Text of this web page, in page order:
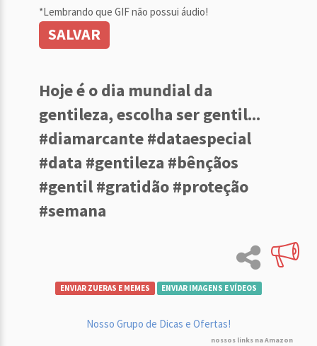
*Lembrando que GIF não possui áudio!
SALVAR
Hoje é o dia mundial da
gentileza, escolha ser gentil...
#diamarcante #dataespecial
#data #gentileza #bênçãos
#gentil #gratidão #proteção
#semana
ENVIAR ZUERAS E MEMES ENVIAR IMAGENS E VÍDEOS
Nosso Grupo de Dicas e Ofertas!
nossos links na Amazon